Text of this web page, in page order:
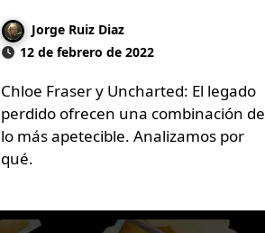
Jorge Ruiz Diaz
12 de febrero de 2022
Chloe Fraser y Uncharted: El legado
perdido ofrecen una combinación de
lo más apetecible. Analizamos por
qué.